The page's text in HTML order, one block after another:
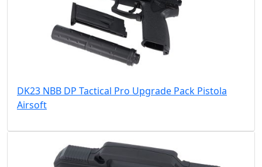
DK23 NBB DP Tactical Pro Upgrade Pack Pistola
Airsoft